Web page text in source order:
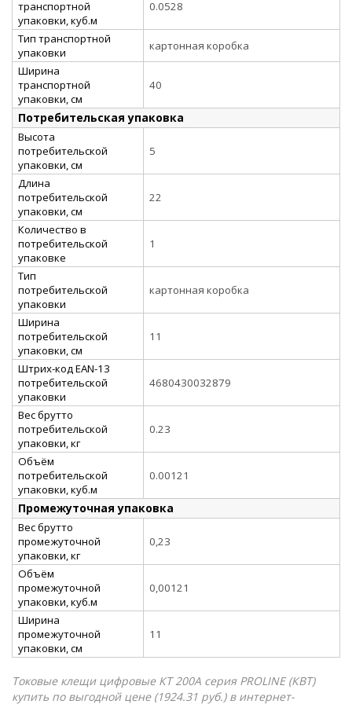
транспортной
упаковки, куб.м
0.0528
Тип транспортной
упаковки
картонная коробка
Ширина
транспортной
упаковки, см
40
Потребительская упаковка
Высота
потребительской
упаковки, см
5
Длина
потребительской
упаковки, см
22
Количество в
потребительской
упаковке
1
Тип
потребительской
упаковки
картонная коробка
Ширина
потребительской
упаковки, см
11
Штрих-код EAN-13
потребительской
упаковки
4680430032879
Вес брутто
потребительской
упаковки, кг
0.23
Объём
потребительской
упаковки, куб.м
0.00121
Промежуточная упаковка
Вес брутто
промежуточной
упаковки, кг
0,23
Объём
промежуточной
упаковки, куб.м
0,00121
Ширина
промежуточной
упаковки, см
11
Токовые клещи цифровые КТ 200А серия PROLINE (КВТ)
купить по выгодной цене (1924.31 руб.) в интернет-